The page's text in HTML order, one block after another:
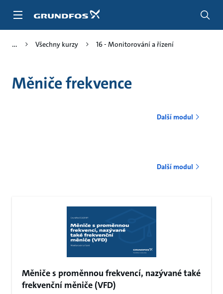
Všechny kurzy 16 - Monitorování a řízení
Měniče frekvence
Další modul
Další modul
Měniče s proměnnou frekvencí, nazývané také
frekvenční měniče (VFD)